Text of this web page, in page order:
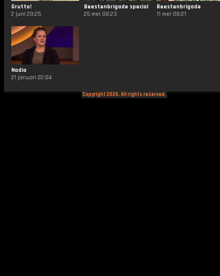
Grutto!
2 juni 20:25
Beestenbrigade special
25 mei 08:23
Beestenbrigade
11 mei 08:21
Nadia
21 januari 22:04
Copyright 2026. All rights reserved.